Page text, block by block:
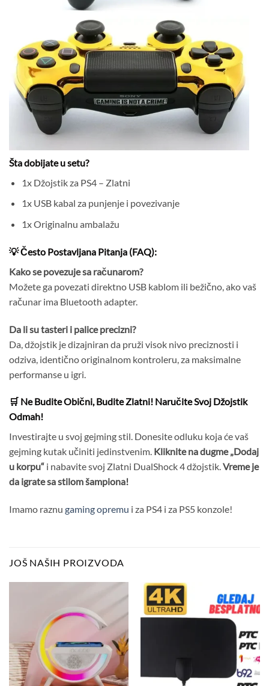
Šta dobijate u setu?
1x Džojstik za PS4 – Zlatni
1x USB kabal za punjenje i povezivanje
1x Originalnu ambalažu
💡 Često Postavljana Pitanja (FAQ):
Kako se povezuje sa računarom?
Možete ga povezati direktno USB kablom ili bežično, ako vaš
računar ima Bluetooth adapter.
Da li su tasteri i palice precizni?
Da, džojstik je dizajniran da pruži visok nivo preciznosti i
odziva, identično originalnom kontroleru, za maksimalne
performanse u igri.
🛒 Ne Budite Obični, Budite Zlatni! Naručite Svoj Džojstik
Odmah!
Investirajte u svoj gejming stil. Donesite odluku koja će vaš
gejming kutak učiniti jedinstvenim. Kliknite na dugme „Dodaj
u korpu“ i nabavite svoj Zlatni DualShock 4 džojstik.Vreme je
da igrate sa stilom šampiona!
Imamo raznu gaming opremu i za PS4 i za PS5 konzole!
JOŠ NAŠIH PROIZVODA